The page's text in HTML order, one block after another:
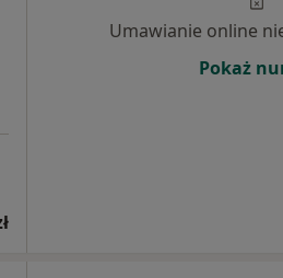
Umawianie online
Pokaż